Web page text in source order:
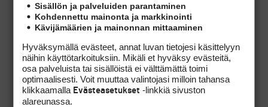
Älä nyt ole tuommoinen tosikko
Jos palloni on talo
eli haitassa ja vapaudun
ko. haita sta, niin palloni ei voi enää olla talo
Jos se edelleen olisi talo
ssa
, niin en olisi
vapautunut talo sta . Eikös?
Sisällön ja palveluiden parantaminen
Kohdennettu mainonta ja markkinointi
Kävijämäärien ja mainonnan mittaaminen
Hyväksymällä evästeet, annat luvan tietojesi käsittelyyn
näihin käyttötarkoituksiin. Mikäli et hyväksy evästeitä,
osa palveluista tai sisällöistä ei välttämättä toimi
optimaalisesti. Voit muuttaa valintojasi milloin tahansa
klikkaamalla Evästeasetukset -linkkiä sivuston
alareunassa.